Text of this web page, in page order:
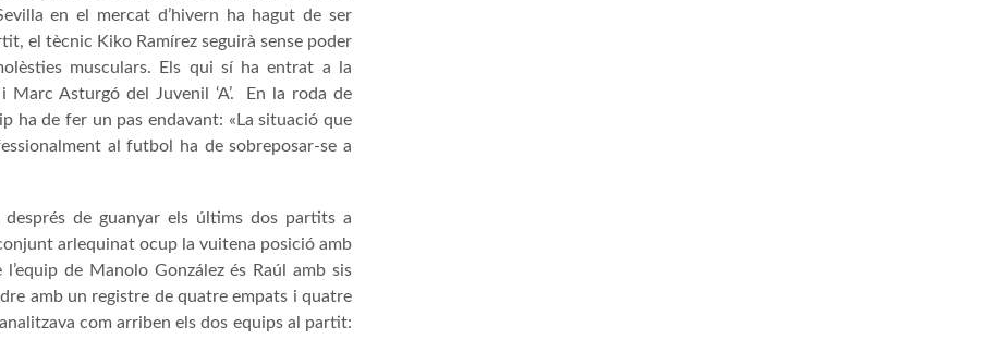
en el mercat d’hivern ha hagut de ser
el tècnic Kiko Ramírez seguirà sense poder
musculars. Els qui sí ha entrat a la
Asturgó del Juvenil ‘A’. En la roda de
ha de fer un pas endavant: « La situació que
al futbol ha de sobreposar-se a
de guanyar els últims dos partits a
arlequinat ocup la vuitena posició amb
de Manolo González és Raúl amb sis
amb un registre de quatre empats i quatre
com arriben els dos equips al partit: